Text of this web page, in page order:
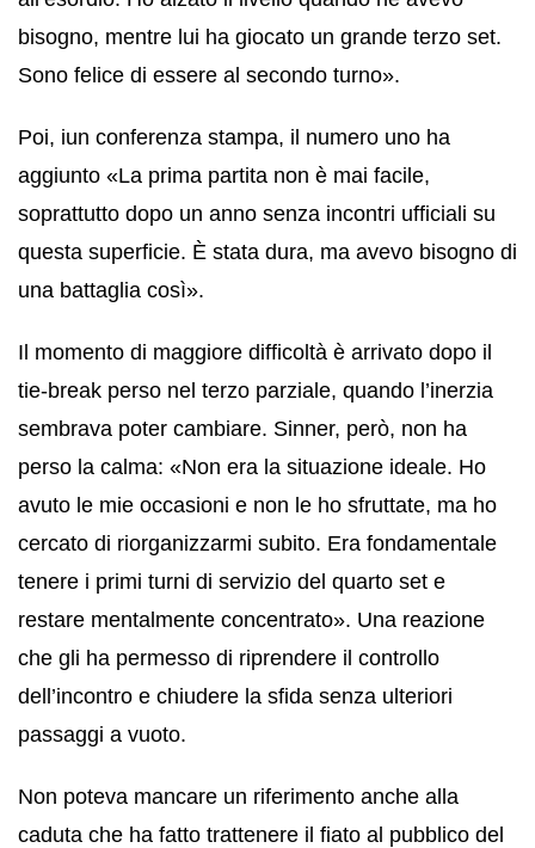
bisogno, mentre lui ha giocato un grande terzo set.
Sono felice di essere al secondo turno».
Poi, iun conferenza stampa, il numero uno ha
aggiunto «La prima partita non è mai facile,
soprattutto dopo un anno senza incontri ufficiali su
questa superficie. È stata dura, ma avevo bisogno di
una battaglia così».
Il momento di maggiore difficoltà è arrivato dopo il
tie-break perso nel terzo parziale, quando l’inerzia
sembrava poter cambiare. Sinner, però, non ha
perso la calma: «Non era la situazione ideale. Ho
avuto le mie occasioni e non le ho sfruttate, ma ho
cercato di riorganizzarmi subito. Era fondamentale
tenere i primi turni di servizio del quarto set e
restare mentalmente concentrato». Una reazione
che gli ha permesso di riprendere il controllo
dell’incontro e chiudere la sfida senza ulteriori
passaggi a vuoto.
Non poteva mancare un riferimento anche alla
caduta che ha fatto trattenere il fiato al pubblico del